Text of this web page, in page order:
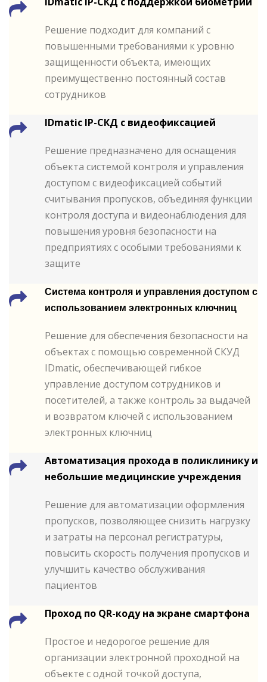
Решение подходит для компаний с
повышенными требованиями к уровню
защищенности объекта, имеющих
преимущественно постоянный состав
сотрудников
IDmatic IP-СКД с видеофиксацией
Решение предназначено для оснащения
объекта системой контроля и управления
доступом с видеофиксацией событий
считывания пропусков, объединяя функции
контроля доступа и видеонаблюдения для
повышения уровня безопасности на
предприятиях с особыми требованиями к
защите
Система контроля и управления доступом с
использованием электронных ключниц
Решение для обеспечения безопасности на
объектах с помощью современной СКУД
IDmatic, обеспечивающей гибкое
управление доступом сотрудников и
посетителей, а также контроль за выдачей
и возвратом ключей с использованием
электронных ключниц
Автоматизация прохода в поликлинику и
небольшие медицинские учреждения
Решение для автоматизации оформления
пропусков, позволяющее снизить нагрузку
и затраты на персонал регистратуры,
повысить скорость получения пропусков и
улучшить качество обслуживания
пациентов
Проход по QR-коду на экране смартфона
Простое и недорогое решение для
организации электронной проходной на
объекте с одной точкой доступа,